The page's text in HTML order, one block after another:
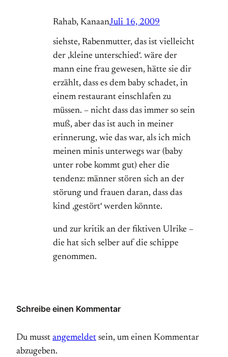
Rahab, KanaanJuli 16, 2009
siehste, Rabenmutter, das ist vielleicht
der ‚kleine unterschied‘. wäre der
mann eine frau gewesen, hätte sie dir
erzählt, dass es dem baby schadet, in
einem restaurant einschlafen zu
müssen. – nicht dass das immer so sein
muß, aber das ist auch in meiner
erinnerung, wie das war, als ich mich
meinen minis unterwegs war (baby
unter robe kommt gut) eher die
tendenz: männer stören sich an der
störung und frauen daran, dass das
kind ‚gestört‘ werden könnte.
und zur kritik an der fiktiven Ulrike –
die hat sich selber auf die schippe
genommen.
Schreibe einen Kommentar
Du musst angemeldet sein, um einen Kommentar
abzugeben.